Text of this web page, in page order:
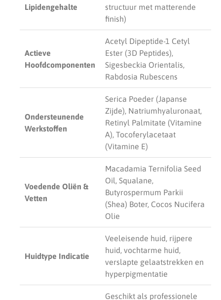
Lipidengehalte
structuur met matterende
finish)
Actieve
Hoofdcomponenten
Acetyl Dipeptide-1 Cetyl
Ester (3D Peptides),
Sigesbeckia Orientalis,
Rabdosia Rubescens
Ondersteunende
Werkstoffen
Serica Poeder (Japanse
Zijde), Natriumhyaluronaat,
Retinyl Palmitate (Vitamine
A), Tocoferylacetaat
(Vitamine E)
Voedende Oliën &
Vetten
Macadamia Ternifolia Seed
Oil, Squalane,
Butyrospermum Parkii
(Shea) Boter, Cocos Nucifera
Olie
Huidtype Indicatie
Veeleisende huid, rijpere
huid, vochtarme huid,
verslapte gelaatstrekken en
hyperpigmentatie
Geschikt als professionele